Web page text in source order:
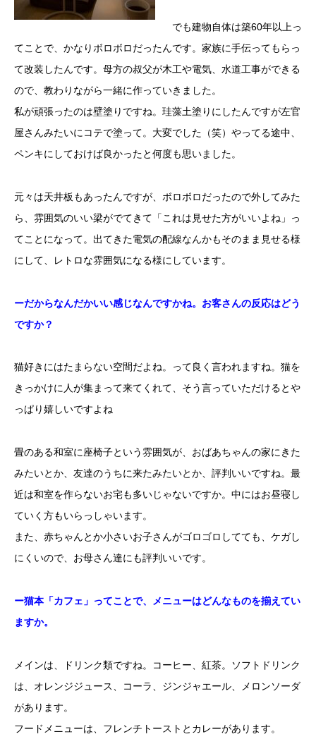
でも建物自体は築60年以上っ
てことで、かなりボロボロだったんです。家族に手伝ってもらっ
て改装したんです。母方の叔父が木工や電気、水道工事ができる
ので、教わりながら一緒に作っていきました。
私が頑張ったのは壁塗りですね。珪藻土塗りにしたんですが左官
屋さんみたいにコテで塗って。大変でした（笑）やってる途中、
ペンキにしておけば良かったと何度も思いました。
元々は天井板もあったんですが、ボロボロだったので外してみた
ら、雰囲気のいい梁がでてきて「これは見せた方がいいよね」っ
てことになって。出てきた電気の配線なんかもそのまま見せる様
にして、レトロな雰囲気になる様にしています。
ーだからなんだかいい感じなんですかね。お客さんの反応はどう
ですか？
猫好きにはたまらない空間だよね。って良く言われますね。 猫を
きっかけに人が集まって来てくれて、 そう言っていただけるとや
っぱり嬉しいですよね
畳のある和室に座椅子という雰囲気が、おばあちゃんの家にきた
みたいとか、友達のうちに来たみたいとか、評判いいですね。最
近は和室を作らないお宅も多いじゃないですか。中にはお昼寝し
ていく方もいらっしゃいます。
また、赤ちゃんとか小さいお子さんがゴロゴロしてても、ケガし
にくいので、お母さん達にも評判いいです。
ー猫本「カフェ」ってことで、メニューはどんなものを揃えてい
ますか。
メインは、ドリンク類ですね。コーヒー、紅茶。ソフトドリンク
は、オレンジジュース、コーラ、ジンジャエール、メロンソーダ
があります。
フードメニューは、フレンチトーストとカレーがあります。